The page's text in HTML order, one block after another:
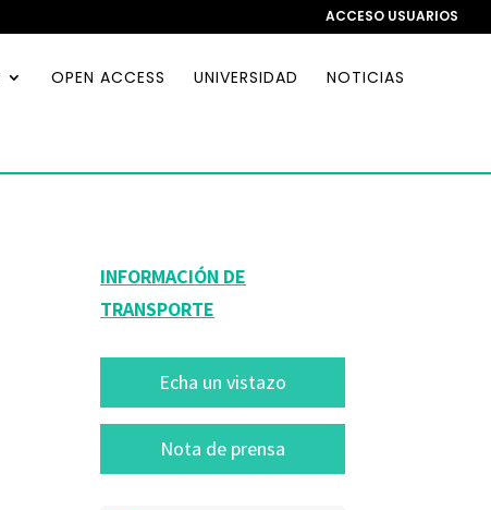
ACCESO USUARIOS
OPEN ACCESS UNIVERSIDAD NOTICIAS
INFORMACIÓN DE
TRANSPORTE
Echa un vistazo
Nota de prensa